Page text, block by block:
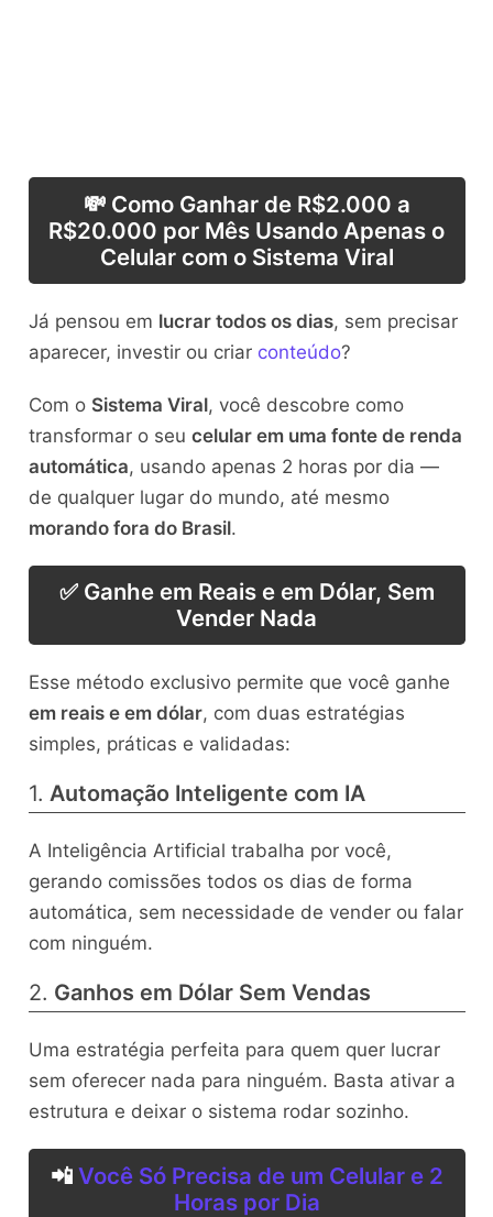
💸 Como Ganhar de R$2.000 a
R$20.000 por Mês Usando Apenas o
Celular com o Sistema Viral
Já pensou em lucrar todos os dias, sem precisar
aparecer, investir ou criar conteúdo?
Com o Sistema Viral, você descobre como
transformar o seu celular em uma fonte de renda
automática, usando apenas 2 horas por dia —
de qualquer lugar do mundo, até mesmo
morando fora do Brasil.
✅ Ganhe em Reais e em Dólar, Sem
Vender Nada
Esse método exclusivo permite que você ganhe
em reais e em dólar, com duas estratégias
simples, práticas e validadas:
1. Automação Inteligente com IA
A Inteligência Artificial trabalha por você,
gerando comissões todos os dias de forma
automática, sem necessidade de vender ou falar
com ninguém.
2. Ganhos em Dólar Sem Vendas
Uma estratégia perfeita para quem quer lucrar
sem oferecer nada para ninguém. Basta ativar a
estrutura e deixar o sistema rodar sozinho.
📲 Você Só Precisa de um Celular e 2
Horas por Dia